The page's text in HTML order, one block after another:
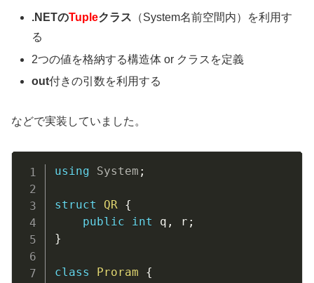
.NETのTupleクラス （System名前空間内）を利用す
る
2つの値を格納する構造体 or クラスを定義
out付きの引数を利用する
などで実装していました。
using System ;
struct QR {
public
int q , r ;
}
class Proram
{